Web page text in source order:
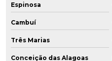
Espinosa
Cambuí
Três Marias
Conceição das Alagoas